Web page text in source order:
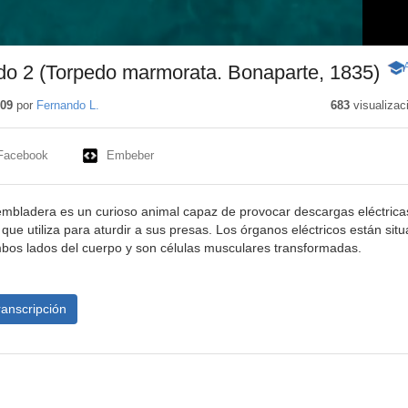
2 (Torpedo marmorata. Bonaparte, 1835)
-
por Fernando L. 683
Embeber
es un curioso animal capaz de provocar descargas
utiliza para aturdir a sus presas. Los órganos eléctricos están
lados del cuerpo y son células musculares transformadas.